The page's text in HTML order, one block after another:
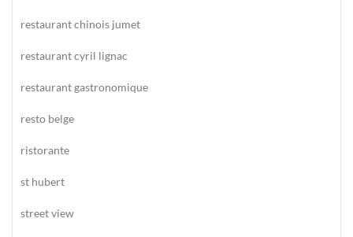
restaurant chinois jumet
restaurant cyril lignac
restaurant gastronomique
resto belge
ristorante
st hubert
street view